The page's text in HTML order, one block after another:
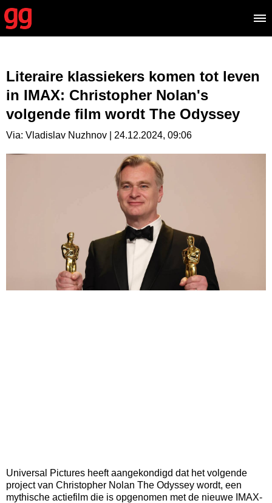
Literaire klassiekers komen tot leven
in IMAX: Christopher Nolan's
volgende film wordt The Odyssey
Via: Vladislav Nuzhnov | 24.12.2024, 09:06
Universal Pictures heeft aangekondigd dat het volgende
project van Christopher Nolan The Odyssey wordt, een
mythische actiefilm die is opgenomen met de nieuwe IMAX-